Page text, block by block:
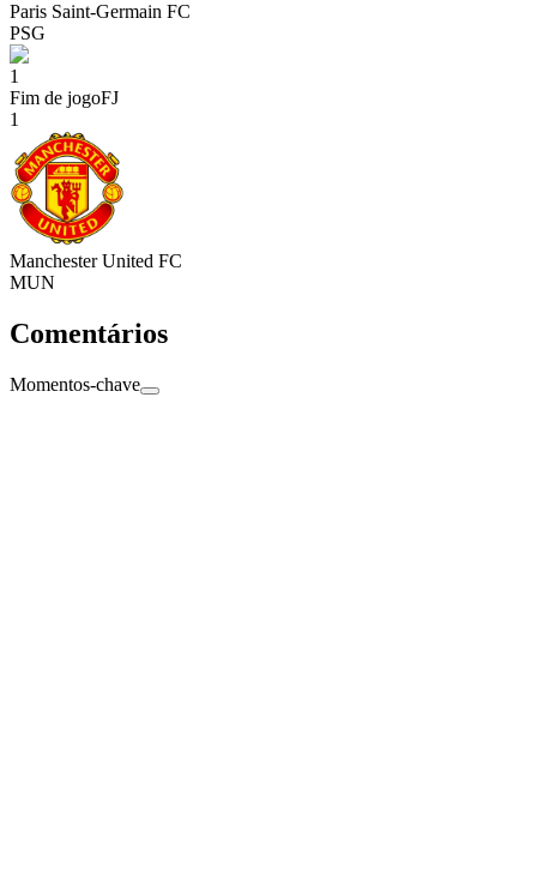
Paris Saint-Germain FC
PSG
1
Fim de jogoFJ
1
Manchester United FC
MUN
Comentários
Momentos-chave